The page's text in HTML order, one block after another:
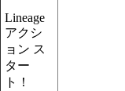
Lineage
アクシ
ョン ス
ター
ト！